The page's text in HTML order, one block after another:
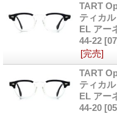
TART
ティカ
EL アー
44-22
[完売]
TART
ティカ
EL アー
44-20